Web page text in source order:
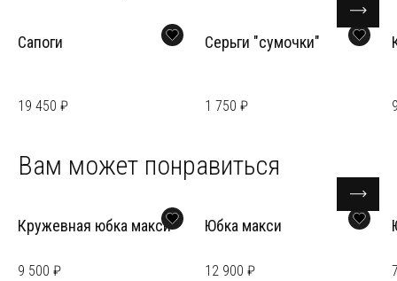
Сапоги
19 450 ₽
Серьги "сумочки"
1 750 ₽
Вам может понравиться
Кружевная юбка макси
9 500 ₽
Юбка макси
12 900 ₽